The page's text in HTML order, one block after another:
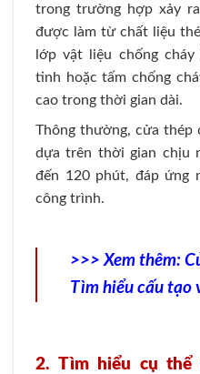
trong trường hợp xảy
được làm từ chất liệu
lớp vật liệu chống
tinh hoặc tấm chống
cao trong thời gian dài.
Thông thường, cửa thép
dựa trên thời gian chịu
đến 120 phút, đáp ứng
công trình.
>>> Xem thêm:
Tìm hiểu cấu tạo
2. Tìm hiểu cụ thể